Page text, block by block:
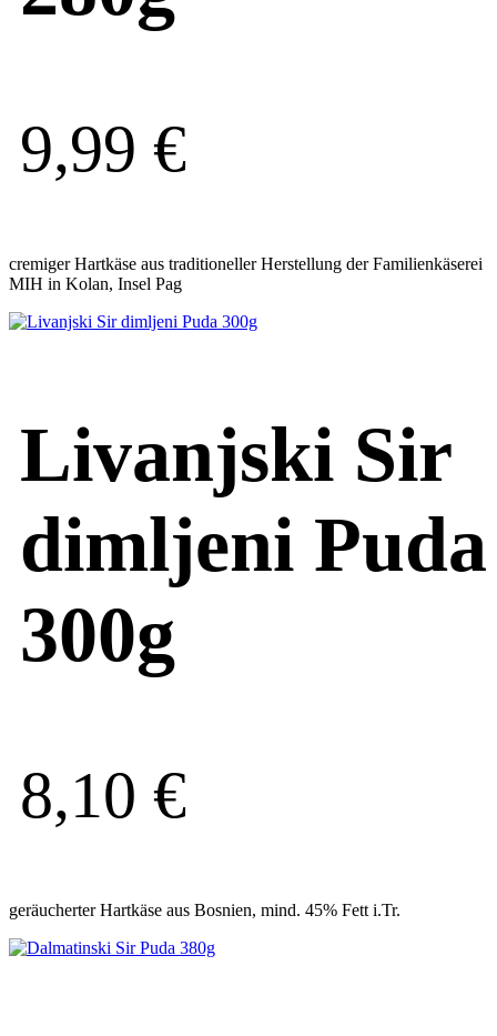
9,99 €
cremiger Hartkäse aus traditioneller Herstellung der Familienkäserei
MIH in Kolan, Insel Pag
Livanjski Sir
dimljeni Puda
300g
8,10 €
geräucherter Hartkäse aus Bosnien, mind. 45% Fett i.Tr.